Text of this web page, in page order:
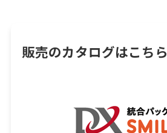
販売のカタログはこちら